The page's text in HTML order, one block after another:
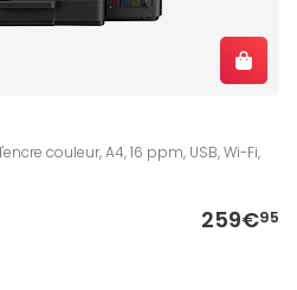
couleur, A4, 16 ppm, USB, Wi-Fi,
259€95